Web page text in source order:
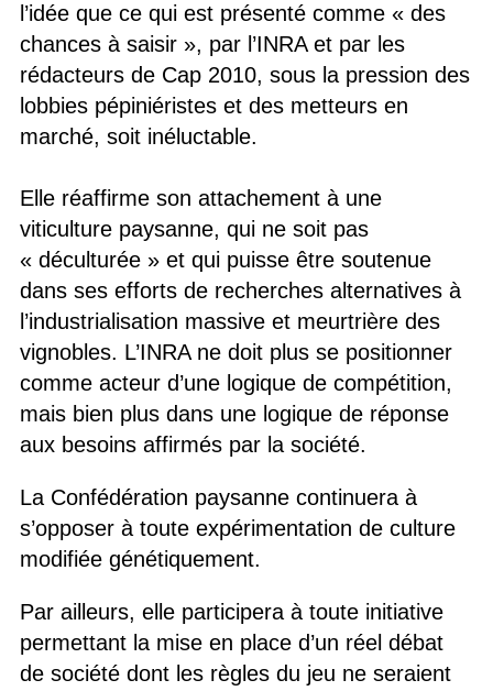
l’idée que ce qui est présenté comme « des
chances à saisir », par l’INRA et par les
rédacteurs de Cap 2010, sous la pression des
lobbies pépiniéristes et des metteurs en
marché, soit inéluctable.
Elle réaffirme son attachement à une
viticulture paysanne, qui ne soit pas
« déculturée » et qui puisse être soutenue
dans ses efforts de recherches alternatives à
l’industrialisation massive et meurtrière des
vignobles. L’INRA ne doit plus se positionner
comme acteur d’une logique de compétition,
mais bien plus dans une logique de réponse
aux besoins affirmés par la société.
La Confédération paysanne continuera à
s’opposer à toute expérimentation de culture
modifiée génétiquement.
Par ailleurs, elle participera à toute initiative
permettant la mise en place d’un réel débat
de société dont les règles du jeu ne seraient